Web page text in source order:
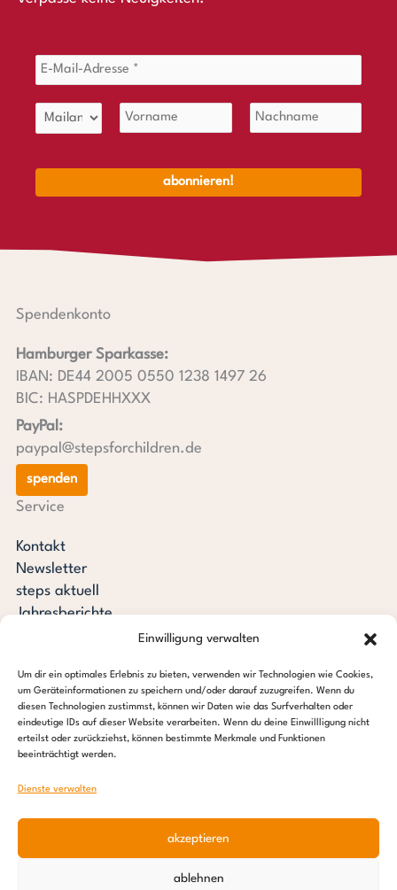
Einwilligung verwalten
Um dir ein optimales Erlebnis zu bieten, verwenden wir Technologien wie Cookies,
um Geräteinformationen zu speichern und/oder darauf zuzugreifen. Wenn du
diesen Technologien zustimmst, können wir Daten wie das Surfverhalten oder
eindeutige IDs auf dieser Website verarbeiten. Wenn du deine Einwillligung nicht
erteilst oder zurückziehst, können bestimmte Merkmale und Funktionen
beeinträchtigt werden.
Dienste verwalten
akzeptieren
ablehnen
Spendenkonto
Hamburger Sparkasse:
IBAN: DE44 2005 0550 1238 1497 26
BIC: HASPDEHHXXX
PayPal:
paypal@stepsforchildren.de
spenden
Service
Kontakt
Newsletter
steps aktuell
Jahresberichte
Pressespiegel
Stiftung steps for children
c/o Regus Altona
22765 Hamburg
Tel: +49 (0) 40 389 027 – 88
E-Mail: info@stepsforchildren.de
Pinterest